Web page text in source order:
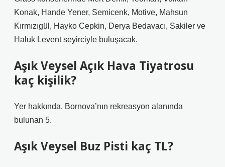
Konak, Hande Yener, Semicenk, Motive, Mahsun
Kırmızıgül, Hayko Cepkin, Derya Bedavacı, Sakiler ve
Haluk Levent seyirciyle buluşacak.
Aşık Veysel Açık Hava Tiyatrosu
kaç kişilik?
Yer hakkında. Bornova’nın rekreasyon alanında
bulunan 5.
Aşık Veysel Buz Pisti kaç TL?